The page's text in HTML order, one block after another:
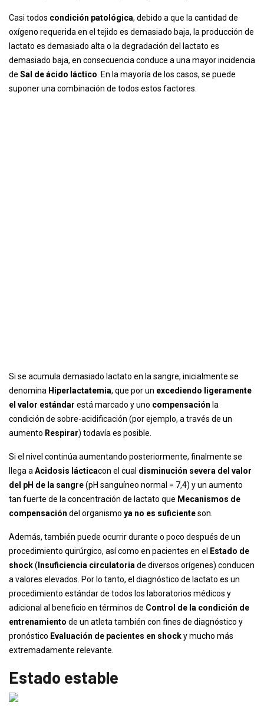
Casi todos condición patológica, debido a que la cantidad de
oxígeno requerida en el tejido es demasiado baja, la producción de
lactato es demasiado alta o la degradación del lactato es
demasiado baja, en consecuencia conduce a una mayor incidencia
de Sal de ácido láctico . En la mayoría de los casos, se puede
suponer una combinación de todos estos factores.
Si se acumula demasiado lactato en la sangre, inicialmente se
denomina Hiperlactatemia, que por un excediendo ligeramente
el valor estándar está marcado y uno compensación la
condición de sobre-acidificación (por ejemplo, a través de un
aumento Respirar) todavía es posible.
Si el nivel continúa aumentando posteriormente, finalmente se
llega a Acidosis lácticacon el cual disminución severa del valor
del pH de la sangre(pH sanguíneo normal = 7,4) y un aumento
tan fuerte de la concentración de lactato que Mecanismos de
compensación del organismo ya no es suficienteson.
Además, también puede ocurrir durante o poco después de un
procedimiento quirúrgico, así como en pacientes en el
Estado de
shock( Insuficiencia circulatoria de diversos orígenes) conducen
a valores elevados. Por lo tanto, el diagnóstico de lactato es un
procedimiento estándar de todos los laboratorios médicos y
adicional al beneficio en términos de Control de la condición de
entrenamiento de un atleta también con fines de diagnóstico y
pronóstico Evaluación de pacientes en shocky mucho más
extremadamente relevante.
Estado estable